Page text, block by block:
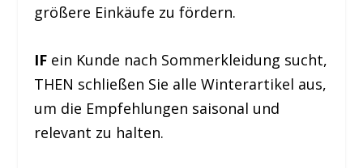
größere Einkäufe zu fördern.
IF ein Kunde nach Sommerkleidung sucht,
THEN schließen Sie alle Winterartikel aus,
um die Empfehlungen saisonal und
relevant zu halten.